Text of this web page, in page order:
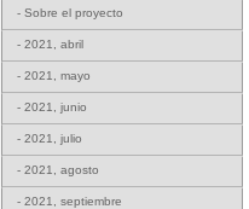
- Sobre el proyecto
- 2021, abril
- 2021, mayo
- 2021, junio
- 2021, julio
- 2021, agosto
- 2021, septiembre